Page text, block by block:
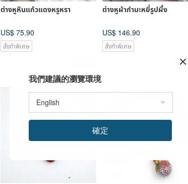
ต่างหูหินแก้วแดงหรูหรา
US$ 75.90
สั่งทำพิเศษ
ต่างหูผ้ากำมะหยี่รูปผึ้ง
US$ 146.90
สั่งทำพิเศษ
我們建議的瀏覽環境
確定